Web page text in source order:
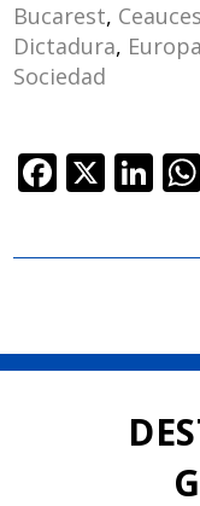
Bucarest,
Dictadura, Europa
Sociedad
F
ac
e
o
X Li
n
k
n